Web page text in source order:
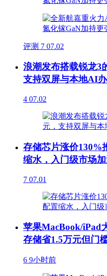
评测 7 07.02
浪潮发布搭载锐龙3
支持双屏与本地AI
4 07.02
存储芯片涨价130%
缩水，入门级市场
7 07.01
苹果MacBook/iPad
存储省1.5万元但门
6 9小时前